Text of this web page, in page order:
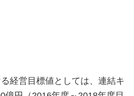
経営目標値としては、連結キ